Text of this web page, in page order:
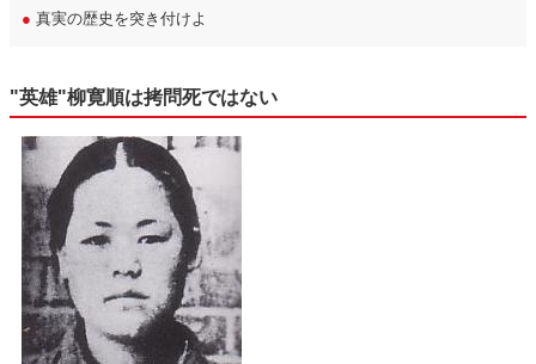
● 真実の歴史を突き付けよ
"英雄"柳寛順は拷問死ではない